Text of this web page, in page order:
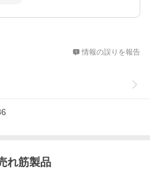
情報の誤りを報告
れ筋製品